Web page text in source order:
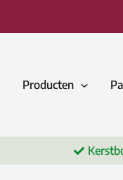
Producten